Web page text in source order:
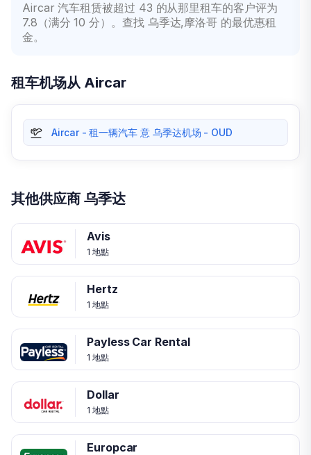
Aircar 汽车租赁被超过 43 的从那里租车的客户评为
7.8（满分 10 分）。查找 乌季达,摩洛哥 的最优惠租
金。
租车机场从 Aircar
Aircar - 租一辆汽车 意 乌季达机场 - OUD
其他供应商 乌季达
Avis
1 地點
Hertz
1 地點
Payless Car Rental
1 地點
Dollar
1 地點
Europcar